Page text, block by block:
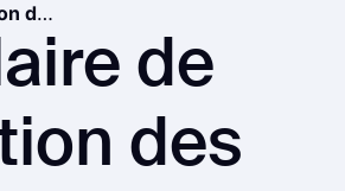
Formulaire de Inscription des Exposants
de
des